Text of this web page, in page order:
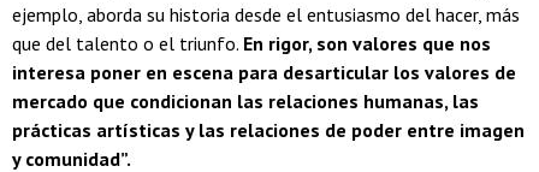
ejemplo, aborda su historia desde el entusiasmo del hacer, más
que del talento o el triunfo. En rigor, son valores que nos
interesa poner en escena para desarticular los valores de
mercado que condicionan las relaciones humanas, las
prácticas artísticas y las relaciones de poder entre imagen
y comunidad”.